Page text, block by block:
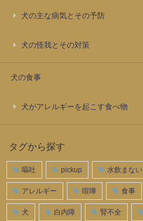
犬の主な病気とその予防
犬の怪我とその対策
犬の食事
犬がアレルギーを起こす食べ物
タグから探す
嘔吐 pickup 水飲まない
アレルギー 喧嘩 食事
犬 白内障 腎不全